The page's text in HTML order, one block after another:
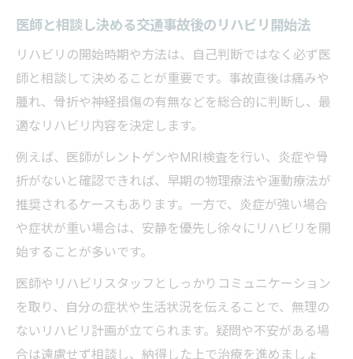
リハビリ通院中に交通事故経験者が実感し
交通事故リハビリで後悔しないための行動
とは
早期回復のために押さえたい大阪府枚方市での
交通事故後のリハビリ選びで重要な大阪府
枚方市の情報
枚方市で交通事故リハビリを受ける際の専
門知識
枚方市で交通事故後に役立つリハビリ情報
の活用法
医師と相談し決める交通事故後のリハビリ開始法
リハビリの開始時期や方法は、自己判断ではなく必ず医
師と相談して決めることが重要です。事故直後は痛みや
腫れ、骨折や神経損傷の有無などを総合的に判断し、最
適なリハビリ内容を決定します。
例えば、医師がレントゲンやMRI検査を行い、炎症や骨
折がないと確認できれば、早期の物理療法や運動療法が
推奨されるケースもあります。一方で、炎症が強い場合
や症状が重い場合は、安静を優先し徐々にリハビリを開
始することが多いです。
医師やリハビリスタッフとしっかりコミュニケーション
を取り、自分の症状や生活状況を伝えることで、無理の
ないリハビリ計画が立てられます。疑問や不安がある場
合は遠慮せず相談し、納得した上で治療を進めましょ